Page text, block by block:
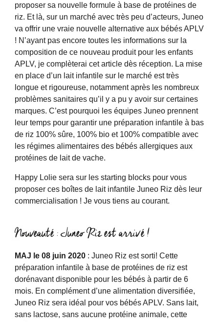
proposer sa nouvelle formule à base de protéines de
riz. Et là, sur un marché avec très peu d’acteurs, Juneo
va offrir une vraie nouvelle alternative aux bébés APLV
! N’ayant pas encore toutes les informations sur la
composition de ce nouveau produit pour les enfants
APLV, je complèterai cet article dès réception. La mise
en place d’un lait infantile sur le marché est très
longue et rigoureuse, notamment après les nombreux
problèmes sanitaires qu’il y a pu y avoir sur certaines
marques. C’est pourquoi les équipes Juneo prennent
leur temps pour garantir une préparation infantile à bas
de riz 100% sûre, 100% bio et 100% compatible avec
les régimes alimentaires des bébés allergiques aux
protéines de lait de vache.
Happy Lolie sera sur les starting blocks pour vous
proposer ces boîtes de lait infantile Juneo Riz dès leur
commercialisation ! Je vous tiens au courant.
Nouveauté : Juneo Riz est arrivé !
MAJ le 08 juin 2020 : Juneo Riz est sorti! Cette
préparation infantile à base de protéines de riz est
dorénavant disponible pour les bébés à partir de 6
mois. En complément d’une alimentation diversifiée,
Juneo Riz sera idéal pour vos bébés APLV. Sans lait,
sans lactose, sans aucune protéine animale, cette